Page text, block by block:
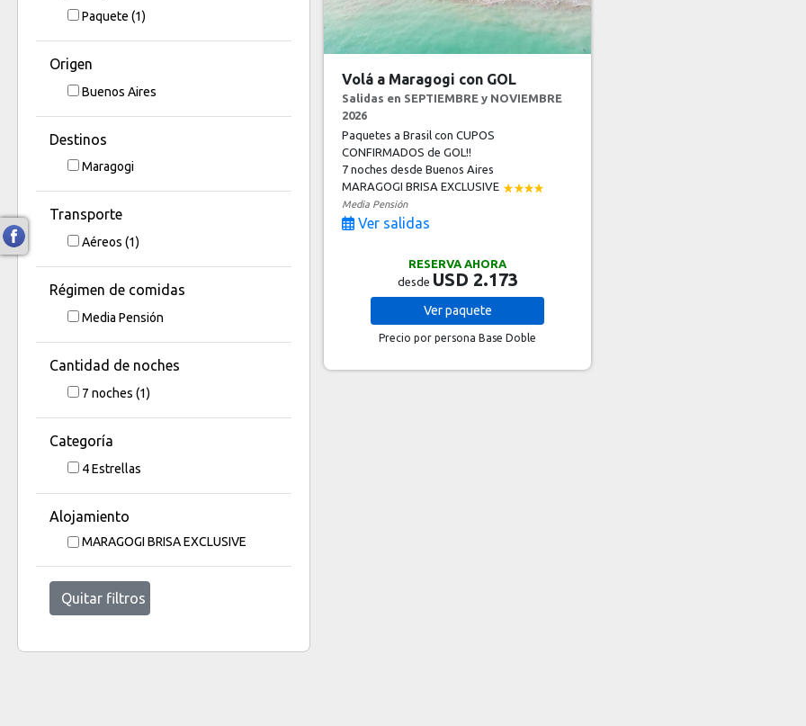
Paquete(1)
Origen
Buenos Aires
Destinos
Maragogi
Transporte
Aéreos(1)
Régimen de comidas
Media Pensión
Cantidad de noches
7noches (1)
Categoría
4 Estrellas
Alojamiento
MARAGOGI BRISA EXCLUSIVE
Quitar filtros
Volá a Maragogi con GOL
Salidas en SEPTIEMBRE y NOVIEMBRE
2026
Paquetes a Brasil con CUPOS
CONFIRMADOS de GOL!!
7 nochesdesde Buenos Aires
MARAGOGI BRISA EXCLUSIVE
Media Pensión
Ver salidas
RESERVA AHORA
desde USD 2.173
Verpaquete
Precio por persona Base Doble